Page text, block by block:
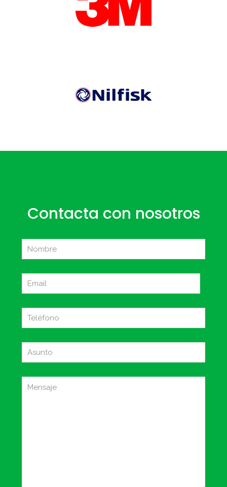
Contacta con nosotros